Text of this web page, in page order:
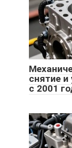
снятие и
с 2001